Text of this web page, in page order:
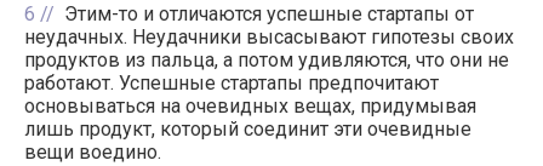
6
Этим-то и отличаются успешные стартапы от
неудачных. Неудачники высасывают гипотезы своих
продуктов из пальца, а потом удивляются, что они не
работают. Успешные стартапы предпочитают
основываться на очевидных вещах, придумывая
лишь продукт, который соединит эти очевидные
вещи воедино.